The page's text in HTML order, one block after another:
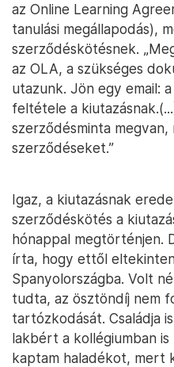
az Online Learning
tanulási megállapodás),
szerződéskötésnek.
az OLA, a szükséges
utazunk. Jön egy email:
feltétele a
szerződésminta
szerződéseket.”
Igaz, a kiutazásnak
szerződéskötés a
hónappal megtörténjen.
írta, hogy ettől
Spanyolországba. Volt
tudta, az ösztöndíj nem
tartózkodását. Családja
lakbért a kollégiumban
kaptam haladékot, mert